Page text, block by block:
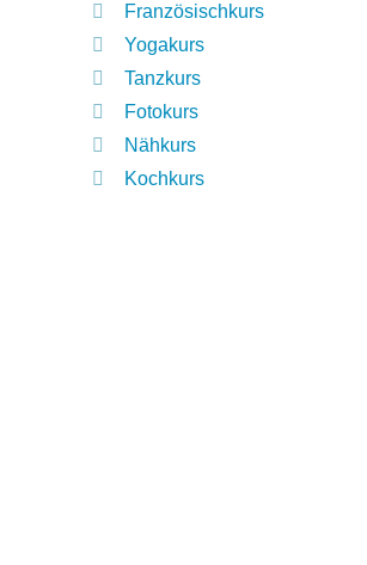
Französischkurs
Yogakurs
Tanzkurs
Fotokurs
Nähkurs
Kochkurs